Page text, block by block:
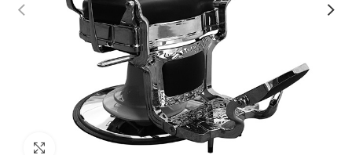
Click to enlarge